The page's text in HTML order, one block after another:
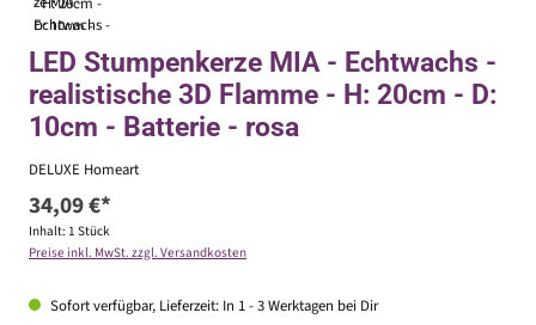
LED Stumpenkerze MIA - Echtwachs -
realistische 3D Flamme - H: 20cm - D:
10cm - Batterie - rosa
DELUXE Homeart
34,09 €*
Inhalt: 1 Stück
Preise inkl. MwSt. zzgl. Versandkosten
Sofort verfügbar, Lieferzeit: In 1 - 3 Werktagen bei Dir